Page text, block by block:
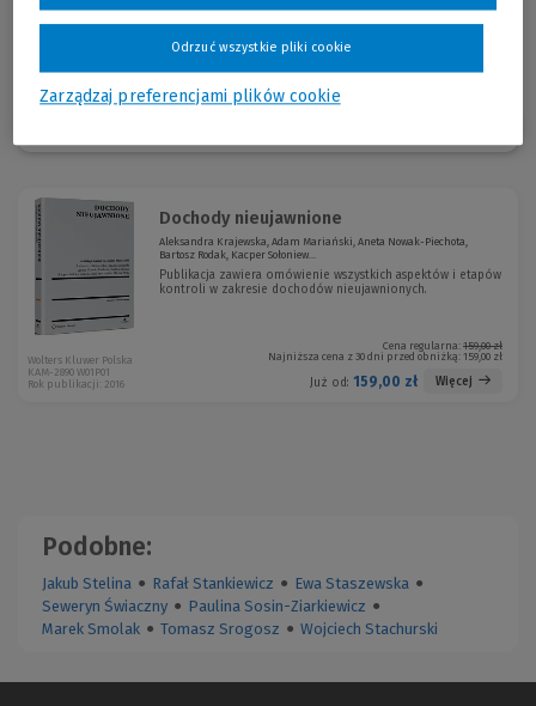
Dochody nieujawnione
Aleksandra Krajewska, Adam Mariański, Aneta Nowak-Piechota,
Bartosz Rodak, Kacper Sołoniew...
Publikacja zawiera omówienie wszystkich aspektów i etapów
kontroli w zakresie dochodów nieujawnionych.
Cena regularna: 159,00 zł
Najniższa cena z 30 dni przed obniżką: 159,00 zł
Już od: 159,00 zł Więcej
Wolters Kluwer Polska
KAM-2890 W01P01
Rok publikacji: 2016
Podobne:
Jakub Stelina ● Rafał Stankiewicz ● Ewa Staszewska ●
Seweryn Świaczny ● Paulina Sosin-Ziarkiewicz ●
Marek Smolak ● Tomasz Srogosz ● Wojciech Stachurski
Zarządzaj preferencjami plików cookie
Odrzuć wszystkie pliki cookie